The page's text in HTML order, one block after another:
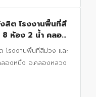
สิต โรงงานพื้นที่สี
8 ห้อง 2 น้ำ คลอง
ตรม.
โรงงานพื้นที่สีม่วง และ
องหนึ่ง อ.คลองหลวง